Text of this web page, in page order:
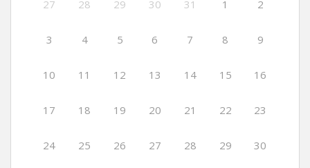
27 28 29 30 31 1 2
3 4 5 6 7 8 9
10 11 12 13 14 15 16
17 18 19 20 21 22 23
24 25 26 27 28 29 30